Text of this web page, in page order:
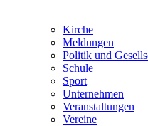
Kirche
Meldungen
Politik und
Schule
Sport
Unternehmen
Veranstaltungen
Vereine